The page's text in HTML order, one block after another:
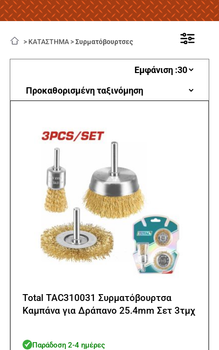
> ΚΑΤΑΣΤΗΜΑ >Συρματόβουρτσες
Total TAC310031 Συρματόβουρτσα
Καμπάνα για Δράπανο 25.4mm Σετ 3τμχ
Παράδοση 2-4 ημέρες